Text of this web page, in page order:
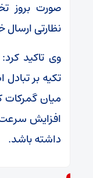
صورت بروز
نظارتی
وی تاکید
تکیه بر
میان
افزایش سرعت
داشته باشد.